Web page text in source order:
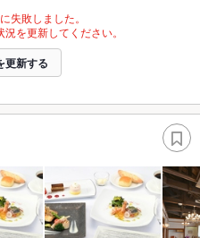
失敗しました。
を更新してください。
更新する